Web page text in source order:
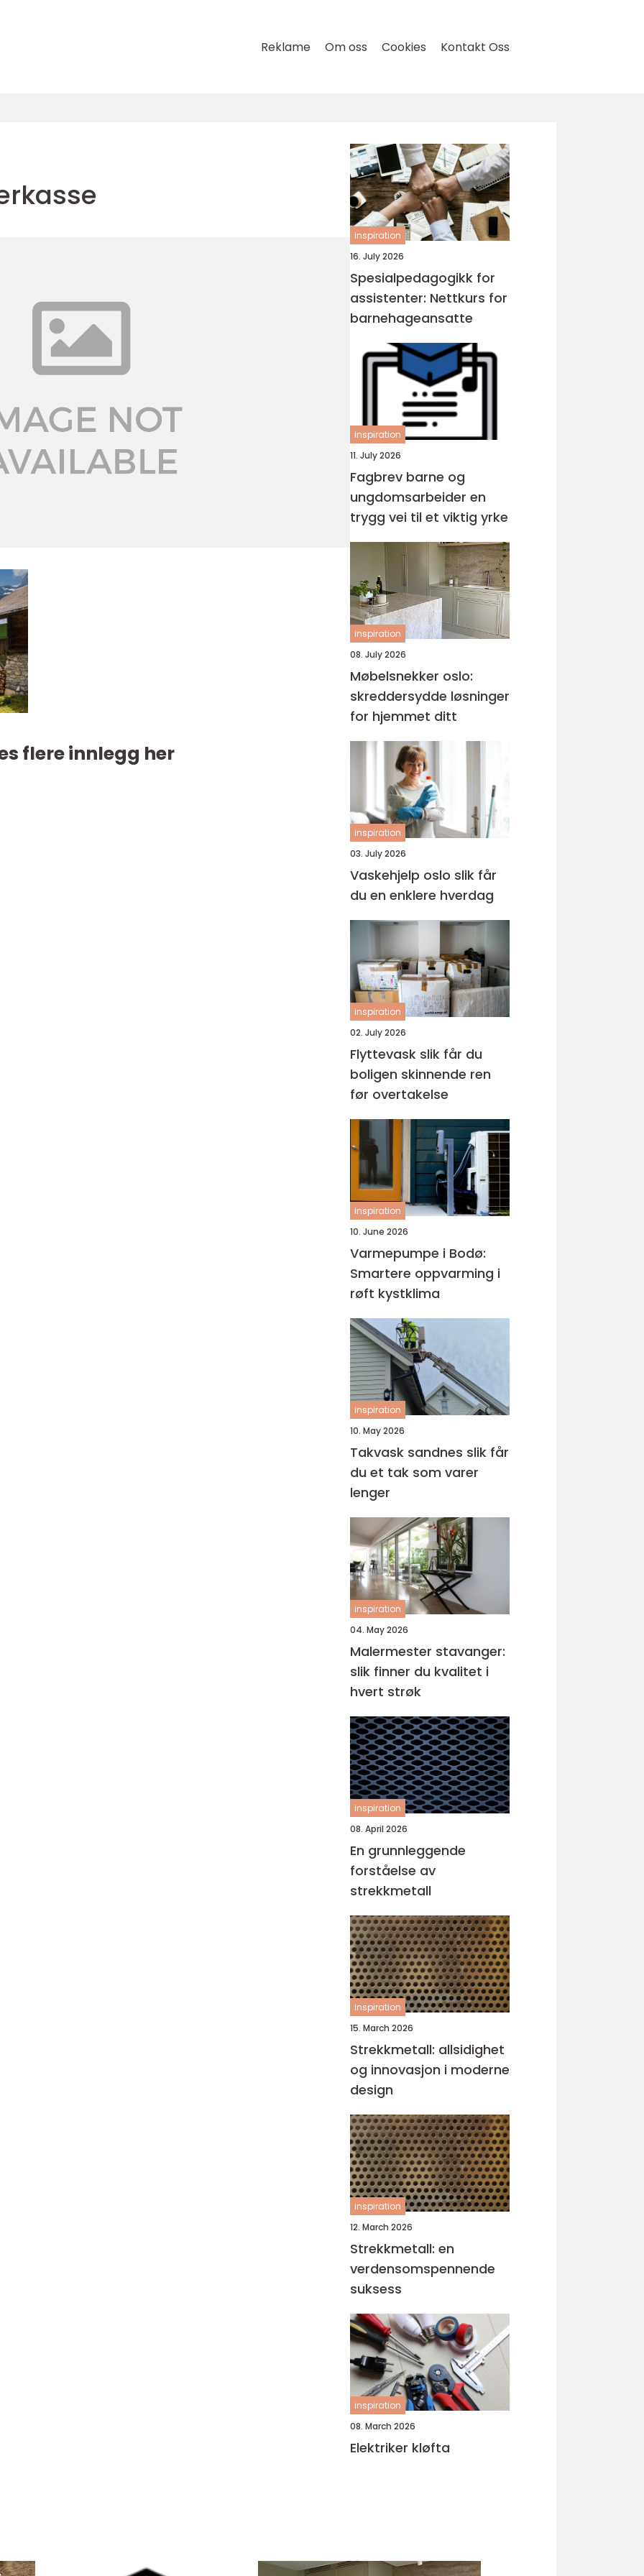
Reklame Om oss Cookies Kontakt Oss
flere innlegg her
inspiration
16. July 2026
Spesialpedagogikk for
assistenter: Nettkurs for
barnehageansatte
inspiration
11. July 2026
Fagbrev barne og
ungdomsarbeider en
trygg vei til et viktig yrke
inspiration
08. July 2026
Møbelsnekker oslo:
skreddersydde løsninger
for hjemmet ditt
inspiration
03. July 2026
Vaskehjelp oslo slik får
du en enklere hverdag
inspiration
02. July 2026
Flyttevask slik får du
boligen skinnende ren
før overtakelse
inspiration
10. June 2026
Varmepumpe i Bodø:
Smartere oppvarming i
røft kystklima
inspiration
10. May 2026
Takvask sandnes slik får
du et tak som varer
lenger
inspiration
04. May 2026
Malermester stavanger:
slik finner du kvalitet i
hvert strøk
inspiration
08. April 2026
En grunnleggende
forståelse av
strekkmetall
inspiration
15. March 2026
Strekkmetall: allsidighet
og innovasjon i moderne
design
inspiration
12. March 2026
Strekkmetall: en
verdensomspennende
suksess
inspiration
08. March 2026
Elektriker kløfta